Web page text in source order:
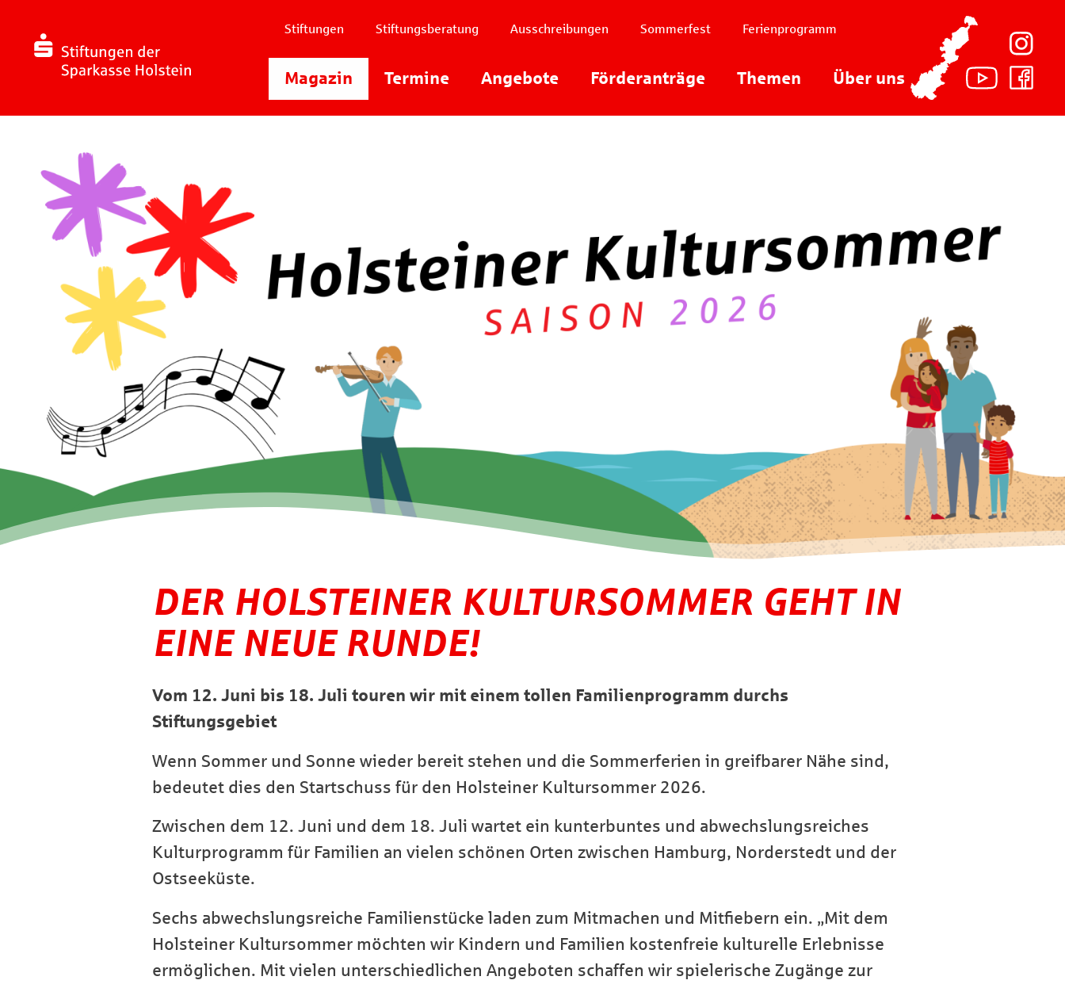
Magazin Termine Angebote Förderanträge Themen Über uns
Stiftungen Stiftungsberatung Ausschreibungen Sommerfest Ferienprogramm
YoutubeFacebook
DER HOLSTEINER KULTURSOMMER GEHT IN
EINE NEUE RUNDE!
Vom 12. Juni bis 18. Juli touren wir mit einem tollen Familienprogramm durchs
Stiftungsgebiet
Wenn Sommer und Sonne wieder bereit stehen und die Sommerferien in greifbarer Nähe sind,
bedeutet dies den Startschuss für den Holsteiner Kultursommer 2026.
Zwischen dem 12. Juni und dem 18. Juli wartet ein kunterbuntes und abwechslungsreiches
Kulturprogramm für Familien an vielen schönen Orten zwischen Hamburg, Norderstedt und der
Ostseeküste.
Sechs abwechslungsreiche Familienstücke laden zum Mitmachen und Mitfiebern ein. „Mit dem
Holsteiner Kultursommer möchten wir Kindern und Familien kostenfreie kulturelle Erlebnisse
ermöglichen. Mit vielen unterschiedlichen Angeboten schaffen wir spielerische Zugänge zur